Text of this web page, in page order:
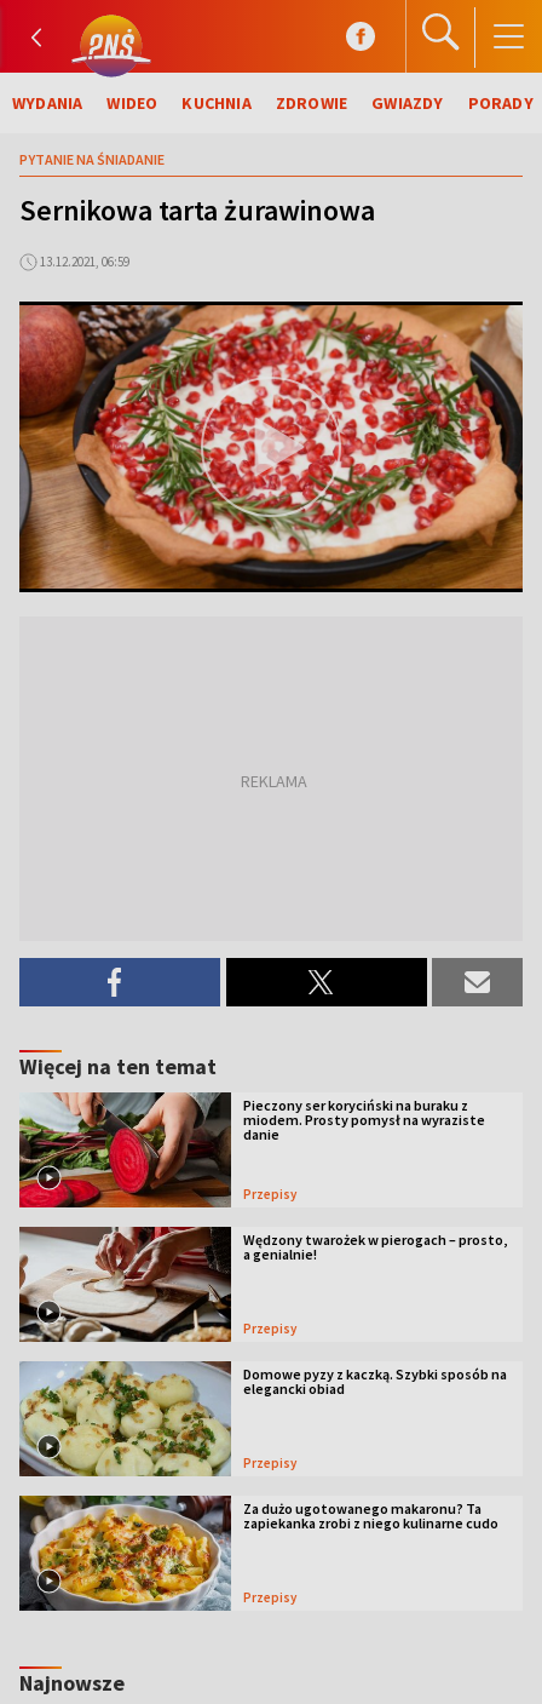
WYDANIA WIDEO KUCHNIA ZDROWIE GWIAZDY PORADY
PYTANIE NA ŚNIADANIE
Sernikowa tarta żurawinowa
13.12.2021, 06:59
Więcej na ten temat
Pieczony ser koryciński na buraku z
miodem. Prosty pomysł na wyraziste
danie
Przepisy
Wędzony twarożek w pierogach – prosto,
a genialnie!
Przepisy
Domowe pyzy z kaczką. Szybki sposób na
elegancki obiad
Przepisy
Za dużo ugotowanego makaronu? Ta
zapiekanka zrobi z niego kulinarne cudo
Przepisy
Najnowsze